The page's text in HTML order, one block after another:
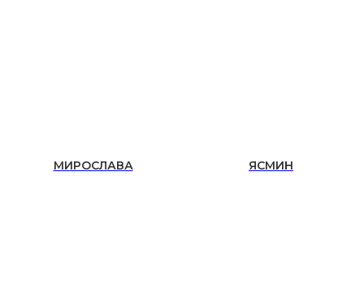
МИРОСЛАВА ЯСМИН